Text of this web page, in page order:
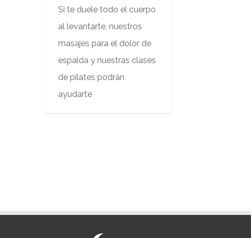
Si te duele todo el cuerpo
al levantarte, nuestros
masajes para el dolor de
espalda y nuestras clases
de pilates podrán
ayudarte